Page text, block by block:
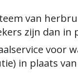
van
zijn dan in
voor
in plaats